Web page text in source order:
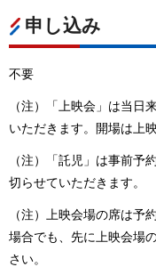
申し込み
不要
（注）「上映会」は当日
いただきます。開場は上
（注）「託児」は事前予
切らせていただきます。
（注）上映会場の席は予
場合でも、先に上映会場
さい。